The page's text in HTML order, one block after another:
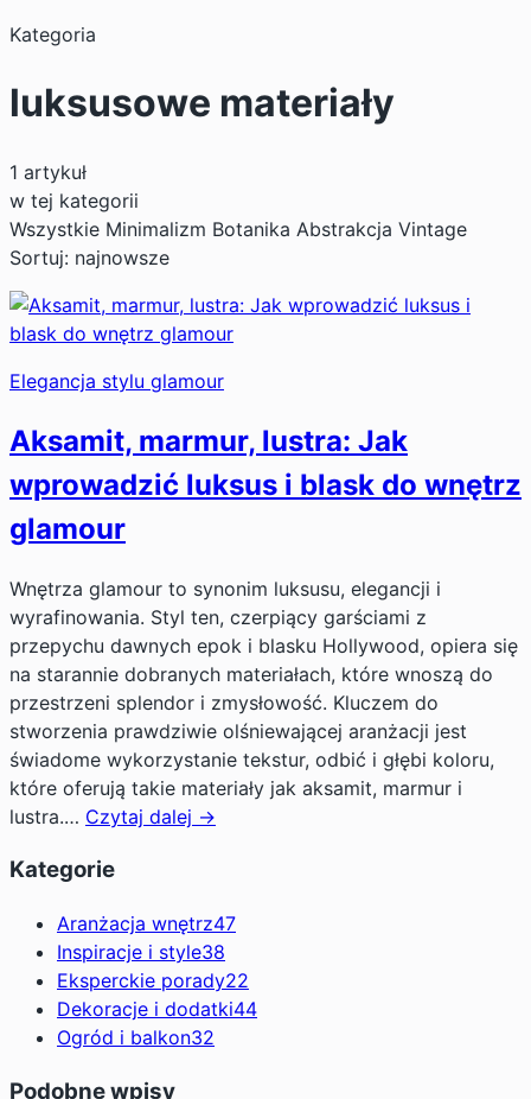
Kategoria
luksusowe materiały
1 artykuł
w tej kategorii
Wszystkie Minimalizm Botanika Abstrakcja Vintage
Sortuj: najnowsze
Elegancja stylu glamour
Aksamit, marmur, lustra: Jak
wprowadzić luksus i blask do wnętrz
glamour
Wnętrza glamour to synonim luksusu, elegancji i
wyrafinowania. Styl ten, czerpiący garściami z
przepychu dawnych epok i blasku Hollywood, opiera się
na starannie dobranych materiałach, które wnoszą do
przestrzeni splendor i zmysłowość. Kluczem do
stworzenia prawdziwie olśniewającej aranżacji jest
świadome wykorzystanie tekstur, odbić i głębi koloru,
które oferują takie materiały jak aksamit, marmur i
lustra.… Czytaj dalej →
Kategorie
Aranżacja wnętrz47
Inspiracje i style38
Eksperckie porady22
Dekoracje i dodatki44
Ogród i balkon32
Podobne wpisy